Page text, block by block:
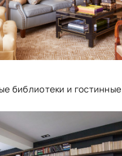
библиотеки и гостинные